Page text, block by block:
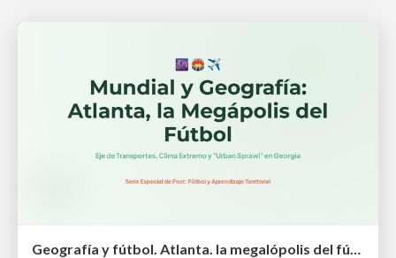
Geografía y fútbol. Atlanta. la megalópolis del fútbol